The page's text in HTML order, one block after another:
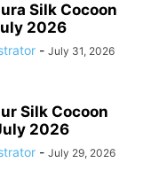
Silk Cocoon
2026
- July 31, 2026
Silk Cocoon
2026
- July 29, 2026